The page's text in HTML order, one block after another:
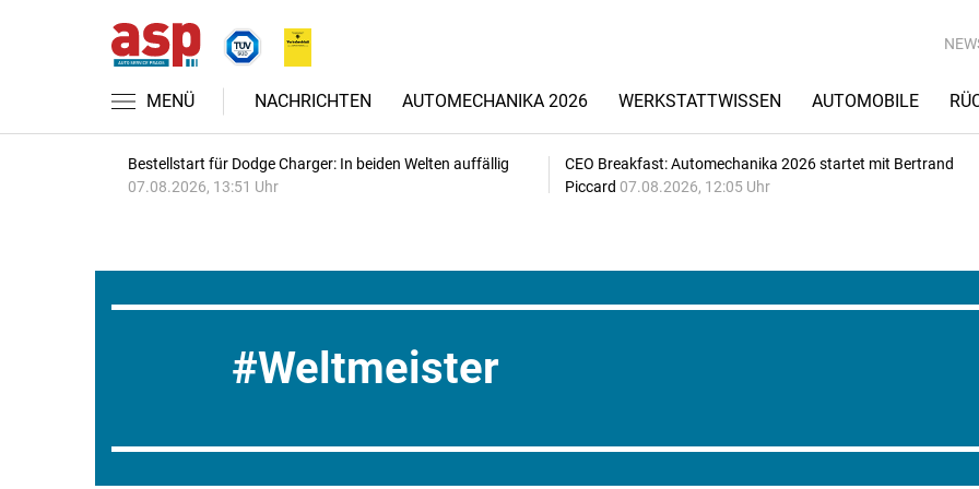
MENÜ NACHRICHTEN AUTOMECHANIKA 2026 WERKSTATTWISSEN AUTOMOBILE
Bestellstart für Dodge Charger: In beiden Welten auffällig
07.08.2026, 13:51 Uhr
CEO Breakfast: Automechanika 2026 startet mit Bertrand
Piccard 07.08.2026, 12:05 Uhr
Weltmeister